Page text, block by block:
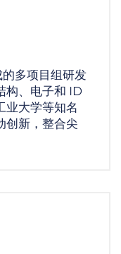
多项目组研发
构、电子和 ID
业大学等知名
创新，整合尖